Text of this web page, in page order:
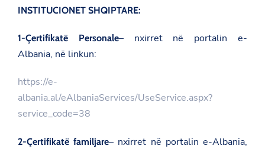
INSTITUCIONET SHQIPTARE:
1-Çertifikatë Personale– nxirret në portalin e-
Albania, në linkun:
https://e-
albania.al/eAlbaniaServices/UseService.aspx?
service_code=38
2-Çertifikatë familjare– nxirret në portalin e-Albania,